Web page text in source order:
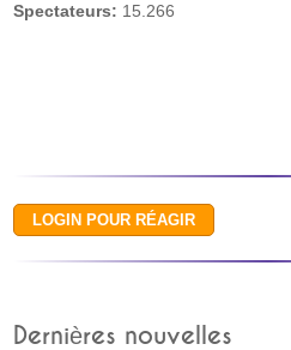
Spectateurs: 15.266
Dernières nouvelles